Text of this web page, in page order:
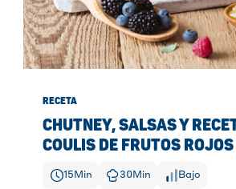
RECETA
CHUTNEY, SALSAS Y
COULIS DE FRUTOS
15 Min 30Min Bajo